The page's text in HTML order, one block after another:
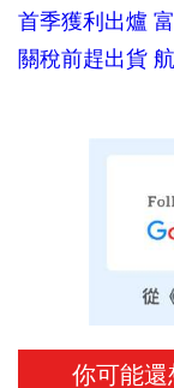
首季獲利出爐
關稅前趕出貨
你可能還